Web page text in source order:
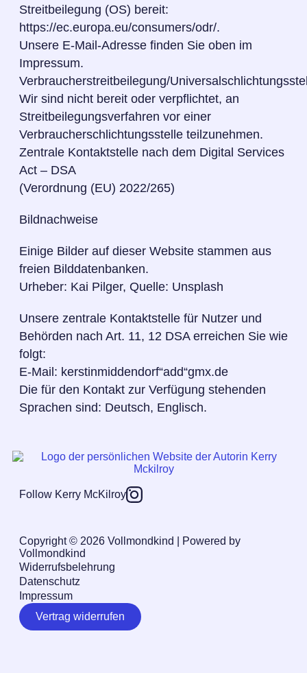
Streitbeilegung (OS) bereit:
https://ec.europa.eu/consumers/odr/.
Unsere E-Mail-Adresse finden Sie oben im
Impressum.
Verbraucherstreitbeilegung/
Wir sind nicht bereit oder verpflichtet, an
Streitbeilegungsverfahren vor einer
Verbraucherschlichtungsstelle teilzunehmen.
Zentrale Kontaktstelle nach dem Digital Services
Act – DSA
(Verordnung (EU) 2022/265)
Bildnachweise
Einige Bilder auf dieser Website stammen aus
freien Bilddatenbanken.
Urheber: Kai Pilger, Quelle: Unsplash
Unsere zentrale Kontaktstelle für Nutzer und
Behörden nach Art. 11, 12 DSA erreichen Sie wie
folgt:
E-Mail: kerstinmiddendorf“add“gmx.de
Die für den Kontakt zur Verfügung stehenden
Sprachen sind: Deutsch, Englisch.
Follow Kerry McKilroy
Copyright © 2026 Vollmondkind | Powered by
Vollmondkind
Widerrufsbelehrung
Datenschutz
Impressum
Vertrag widerrufen